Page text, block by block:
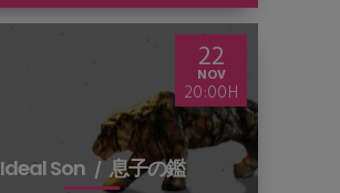
22
NOV
20:00
Ideal Son 息子の鑑